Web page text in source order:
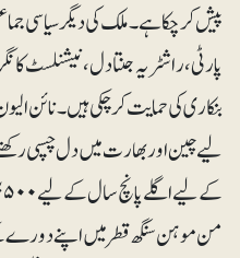
پیش کرچکا ہے۔ ملک کی دیگر سیاسی
پارٹی، راشٹریہ جنتادل، نیشنلسٹ
بنکاری کی حمایت کرچکی ہیں۔ نائن
لیے چین اور بھارت میں دل چسپی
من موہن سنگھ قطر میں اپنے